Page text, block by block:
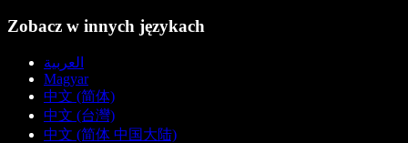
Zobacz w innych językach
العربية
Magyar
中文 (简体)
中文 (台灣)
中文 (简体 中国大陆)